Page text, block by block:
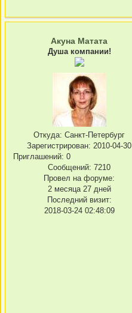
Акуна Матата
Душа компании!
Откуда: Санкт-Петербург
Зарегистрирован: 2010-04-30
Приглашений: 0
Сообщений: 7210
Провел на форуме:
2 месяца 27 дней
Последний визит:
2018-03-24 02:48:09